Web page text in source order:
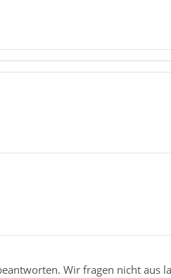
Wir fragen nicht aus